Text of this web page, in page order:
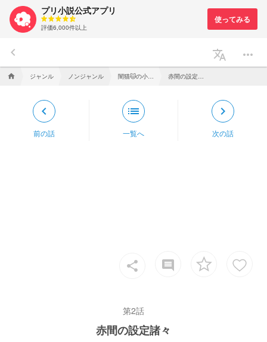
プリ小説公式アプリ
評価6,000件以上
keyboard_arrow_left translate more_horiz
home ジャンル ノンジャンル
keyboard_arrow_left
前の話
list
一覧へ
keyboard_arrow_right
次の話
share insert_comment
第2話
赤間の設定諸々